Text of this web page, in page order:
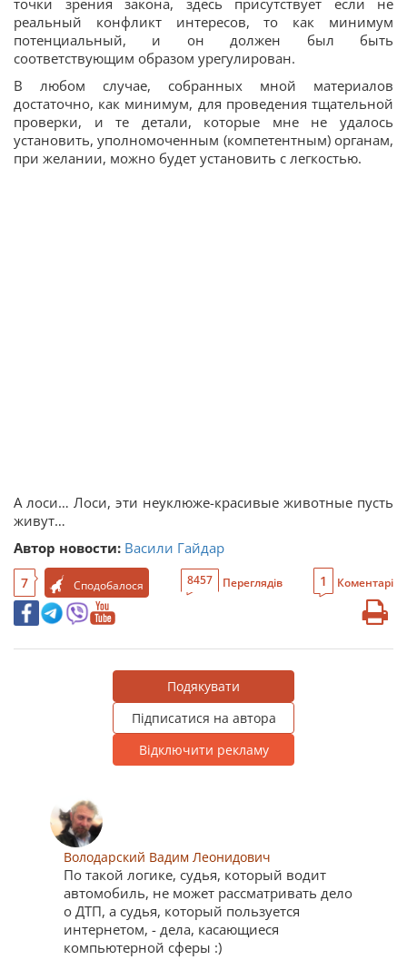
реальный конфликт интересов, то как минимум
потенциальный, и он должен был быть
соответствующим образом урегулирован.
В любом случае, собранных мной материалов
достаточно, как минимум, для проведения тщательной
проверки, и те детали, которые мне не удалось
установить, уполномоченным (компетентным) органам,
при желании, можно будет установить с легкостью.
А лоси… Лоси, эти неуклюже-красивые животные пусть
живут…
Автор новости: Васили Гайдар
7 Сподобалося 8457 Переглядів 1 Коментарі
Подякувати
Підписатися на автора
Відключити рекламу
Володарский Вадим Леонидович
По такой логике, судья, который водит
автомобиль, не может рассматривать дело
о ДТП, а судья, который пользуется
интернетом, - дела, касающиеся
компьютерной сферы :)